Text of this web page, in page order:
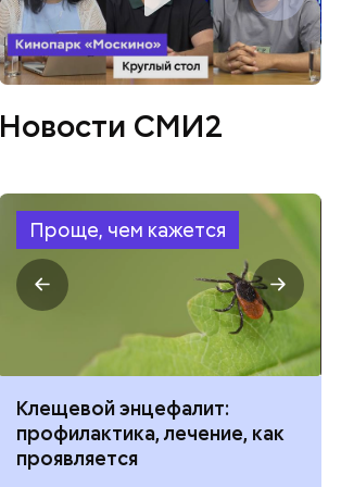
Новости СМИ2
Проще, чем кажется
Клещевой энцефалит:
профилактика, лечение, как
проявляется